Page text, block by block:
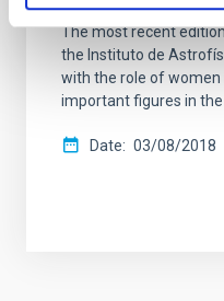
The most recent
the Instituto de
with the role of women
important figures in
Date 03/08/2018